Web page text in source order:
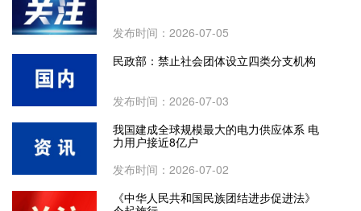
发布时间：2026-07-05
民政部：禁止社会团体设立四类分支机构
发布时间：2026-07-03
我国建成全球规模最大的电力供应体系 电
力用户接近8亿户
发布时间：2026-07-02
《中华人民共和国民族团结进步促进法》